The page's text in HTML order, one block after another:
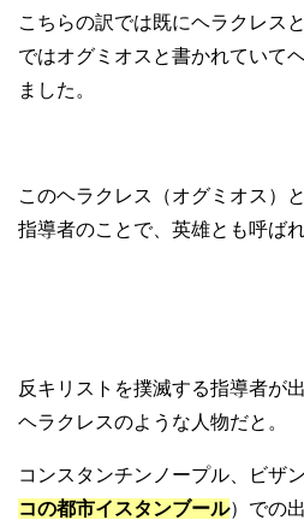
こちらの訳では既にヘラクレス
ではオグミオスと書かれていて
ました。
このヘラクレス（オグミオス）
指導者のことで、英雄とも呼ばれ
反キリストを撲滅する指導者が
ヘラクレスのような人物だと。
コンスタンチンノープル、ビザ
コの都市イスタンブール）での